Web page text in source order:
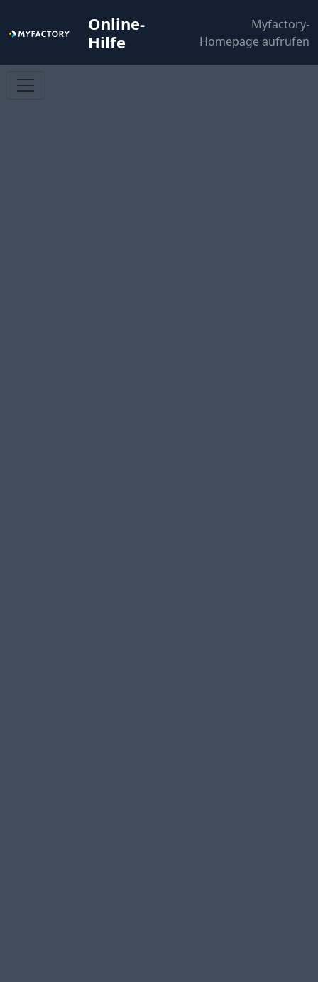
Online-
Hilfe
Myfactory-
Homepage aufrufen